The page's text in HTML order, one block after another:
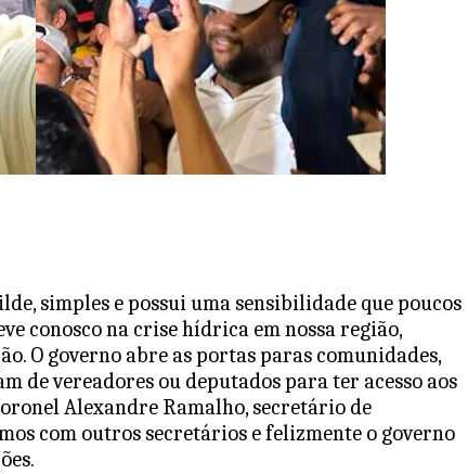
simples e possui uma sensibilidade que poucos
conosco na crise hídrica em nossa região,
O governo abre as portas paras comunidades,
de vereadores ou deputados para ter acesso aos
Alexandre Ramalho, secretário de
com outros secretários e felizmente o governo